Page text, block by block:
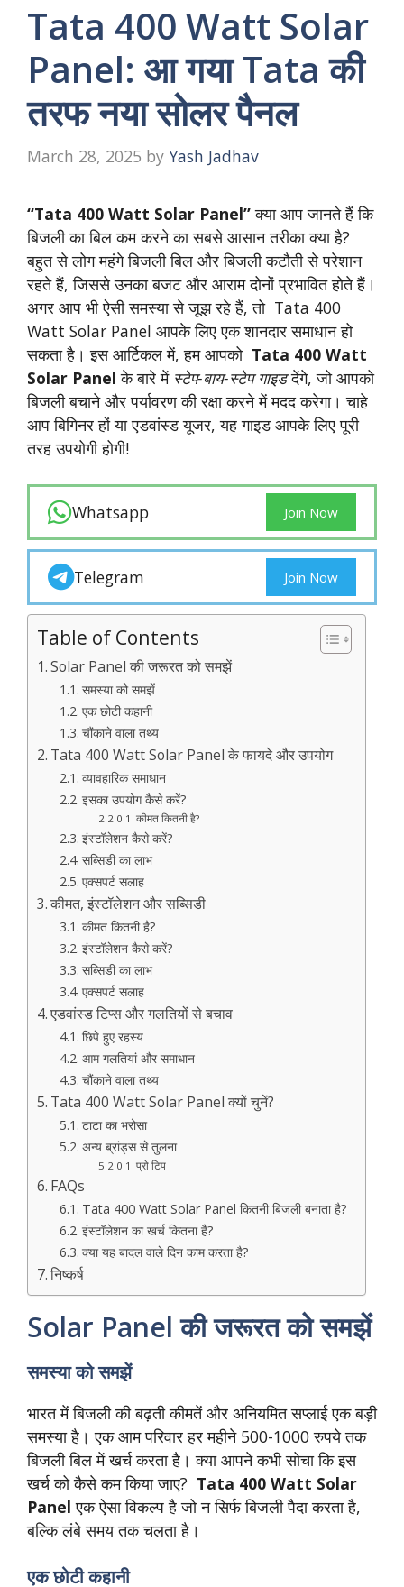
Tata 400 Watt Solar
Panel: आ गया Tata की
तरफ नया सोलर पैनल
March 28, 2025 by Yash Jadhav
“Tata 400 Watt Solar Panel”क्या आप जानते हैं कि
बिजली का बिल कम करने का सबसे आसान तरीका क्या है?
बहुत से लोग महंगे बिजली बिल और बिजली कटौती से परेशान
रहते हैं, जिससे उनका बजट और आराम दोनों प्रभावित होते हैं।
अगर आप भी ऐसी समस्या से जूझ रहे हैं, तो Tata 400
Watt Solar Panel आपके लिए एक शानदार समाधान हो
सकता है। इस आर्टिकल में, हम आपको Tata 400 Watt
Solar Panel के बारे में स्टेप-बाय-स्टेप गाइडदेंगे, जो आपको
बिजली बचाने और पर्यावरण की रक्षा करने में मदद करेगा। चाहे
आप बिगिनर हों या एडवांस्ड यूजर, यह गाइड आपके लिए पूरी
तरह उपयोगी होगी!
Whatsapp Join Now
Telegram Join Now
Table of Contents
Solar Panel की जरूरत को समझें
समस्या को समझें
एक छोटी कहानी
चौंकाने वाला तथ्य
Tata 400 Watt Solar Panel के फायदे और उपयोग
व्यावहारिक समाधान
इसका उपयोग कैसे करें?
कीमत कितनी है?
इंस्टॉलेशन कैसे करें?
सब्सिडी का लाभ
एक्सपर्ट सलाह
कीमत, इंस्टॉलेशन और सब्सिडी
कीमत कितनी है?
इंस्टॉलेशन कैसे करें?
सब्सिडी का लाभ
एक्सपर्ट सलाह
एडवांस्ड टिप्स और गलतियों से बचाव
छिपे हुए रहस्य
आम गलतियां और समाधान
चौंकाने वाला तथ्य
Tata 400 Watt Solar Panel क्यों चुनें?
टाटा का भरोसा
अन्य ब्रांड्स से तुलना
प्रो टिप
FAQs
Tata 400 Watt Solar Panel कितनी बिजली बनाता है?
इंस्टॉलेशन का खर्च कितना है?
क्या यह बादल वाले दिन काम करता है?
निष्कर्ष
Solar Panel की जरूरत को समझें
समस्या को समझें
भारत में बिजली की बढ़ती कीमतें और अनियमित सप्लाई एक बड़ी
समस्या है। एक आम परिवार हर महीने 500-1000 रुपये तक
बिजली बिल में खर्च करता है। क्या आपने कभी सोचा कि इस
खर्च को कैसे कम किया जाए? Tata 400 Watt Solar
Panel एक ऐसा विकल्प है जो न सिर्फ बिजली पैदा करता है,
बल्कि लंबे समय तक चलता है।
एक छोटी कहानी